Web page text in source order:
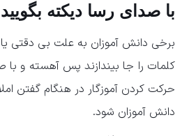
با صدای رسا دیکته
برخی دانش آموزان به علت بی دقتی
کلمات را جا بیندازند پس آهسته و با
حرکت کردن آموزگار در هنگام گفتن
دانش آموزان شود.